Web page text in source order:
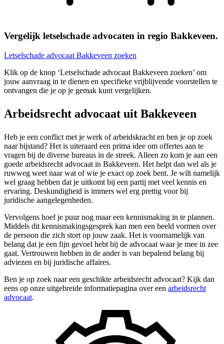
Vergelijk letselschade advocaten in regio Bakkeveen.
Letselschade advocaat Bakkeveen zoeken
Klik op de knop ‘Letselschade advocaat Bakkeveen zoeken’ om
jouw aanvraag in te dienen en specifieke vrijblijvende voorstellen te
ontvangen die je op je gemak kunt vergelijken.
Arbeidsrecht advocaat uit Bakkeveen
Heb je een conflict met je werk of arbeidskracht en ben je op zoek
naar bijstand? Het is uiteraard een prima idee om offertes aan te
vragen bij de diverse bureaus in de streek. Alleen zo kom je aan een
goede arbeidsrecht advocaat in Bakkeveen. Het helpt dan wel als je
ruwweg weet naar wat of wie je exact op zoek bent. Je wilt namelijk
wel graag hebben dat je uitkomt bij een partij met veel kennis en
ervaring. Deskundigheid is immers wel erg prettig voor bij
juridische aangelegenheden.
Vervolgens hoef je puur nog maar een kennismaking in te plannen.
Middels dit kennismakingsgesprek kan men een beeld vormen over
de persoon die zich stort op jouw zaak. Het is voornamelijk van
belang dat je een fijn gevoel hebt bij de advocaat waar je mee in zee
gaat. Vertrouwen hebben in de ander is van bepalend belang bij
adviezen en bij juridische affaires.
Ben je op zoek naar een geschikte arbeidsrecht advocaat? Kijk dan
eens op onze uitgebreide informatiepagina over een arbeidsrecht
advocaat.